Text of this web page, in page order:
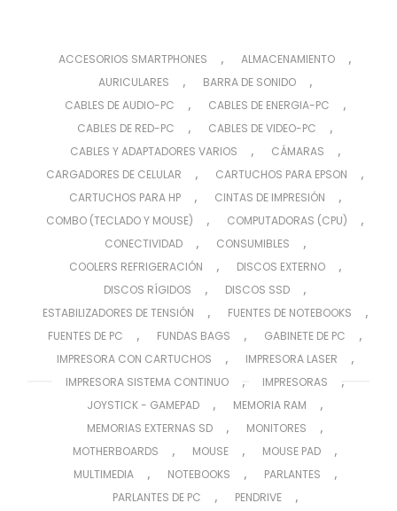
ACCESORIOS SMARTPHONES , ALMACENAMIENTO ,
AURICULARES , BARRA DE SONIDO ,
CABLES DE AUDIO-PC , CABLES DE ENERGIA-PC ,
CABLES DE RED-PC , CABLES DE VIDEO-PC ,
CABLES Y ADAPTADORES VARIOS , CÁMARAS ,
CARGADORES DE CELULAR , CARTUCHOS PARA EPSON ,
CARTUCHOS PARA HP , CINTAS DE IMPRESIÓN ,
COMBO (TECLADO Y MOUSE) , COMPUTADORAS (CPU) ,
CONECTIVIDAD , CONSUMIBLES ,
COOLERS REFRIGERACIÓN , DISCOS EXTERNO ,
DISCOS RÍGIDOS , DISCOS SSD ,
ESTABILIZADORES DE TENSIÓN , FUENTES DE NOTEBOOKS ,
FUENTES DE PC , FUNDAS BAGS , GABINETE DE PC ,
IMPRESORA CON CARTUCHOS , IMPRESORA LASER ,
IMPRESORA SISTEMA CONTINUO , IMPRESORAS ,
JOYSTICK - GAMEPAD , MEMORIA RAM ,
MEMORIAS EXTERNAS SD , MONITORES ,
MOTHERBOARDS , MOUSE , MOUSE PAD ,
MULTIMEDIA , NOTEBOOKS , PARLANTES ,
PARLANTES DE PC , PENDRIVE
,